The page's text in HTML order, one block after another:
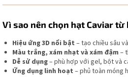
Vì sao nên chọn hạt Caviar từ
Hiệu ứng 3D nổi bật – tạo chiều sâu
Màu trắng, xám nhạt và xám đậm –
Dễ sử dụng– phù hợp với gel, bột và
Ứng dụng linh hoạt – phủ toàn móng